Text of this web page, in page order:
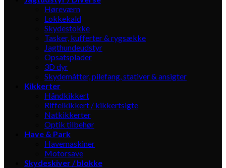
Høreværn
Lokkekald
Skydestokke
Tasker, kufferter & rygsække
Jagthundeudstyr
Opsatsplader
3D dyr
Skydemåtter, pilefang, stativer & ansigter
Kikkerter
Håndkikkert
Riffelkikkert / kikkertsigte
Natkikkerter
Optik tilbehør
Have & Park
Havemaskiner
Motorsave
Skydeskiver / blokke